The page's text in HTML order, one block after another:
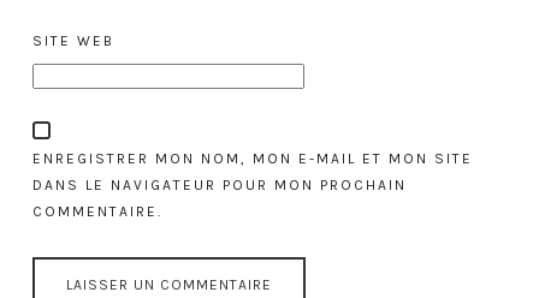
SITE WEB
ENREGISTRER MON NOM, MON E-MAIL ET MON SITE
DANS LE NAVIGATEUR POUR MON PROCHAIN
COMMENTAIRE.